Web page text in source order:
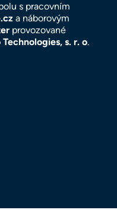
s pracovním
a náborovým
provozované
s. r. o.